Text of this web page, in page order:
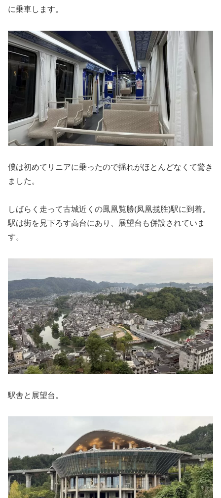
に乗車します。
僕は初めてリニアに乗ったので揺れがほとんどなくて驚き
ました。
しばらく走って古城近くの鳳凰覧勝(凤凰揽胜)駅に到着。
駅は街を見下ろす高台にあり、展望台も併設されていま
す。
駅舎と展望台。